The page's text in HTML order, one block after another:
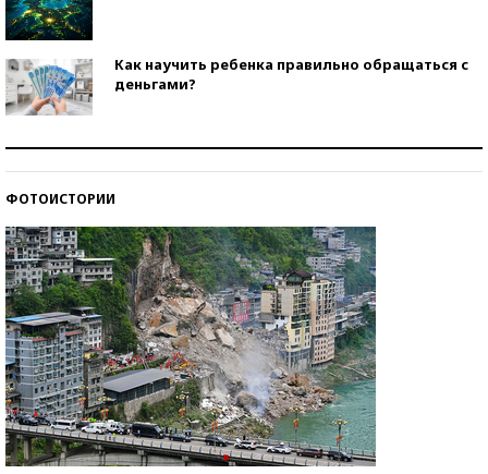
Как научить ребенка правильно обращаться с
деньгами?
ФОТОИСТОРИИ